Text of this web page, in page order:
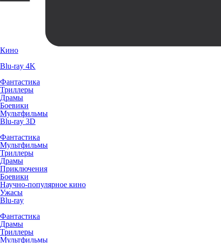
Кино
Blu-ray 4K
Фантастика
Триллеры
Драмы
Боевики
Мультфильмы
Blu-ray 3D
Фантастика
Мультфильмы
Триллеры
Драмы
Приключения
Боевики
Научно-популярное кино
Ужасы
Blu-ray
Фантастика
Драмы
Триллеры
Мультфильмы